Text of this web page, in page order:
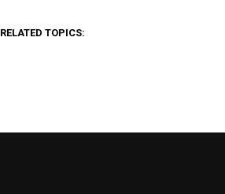
RELATED TOPICS: